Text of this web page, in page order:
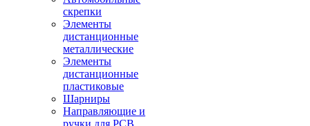
скрепки
Элементы
дистанционные
металлические
Элементы
дистанционные
пластиковые
Шарниры
Направляющие и
ручки для PCB